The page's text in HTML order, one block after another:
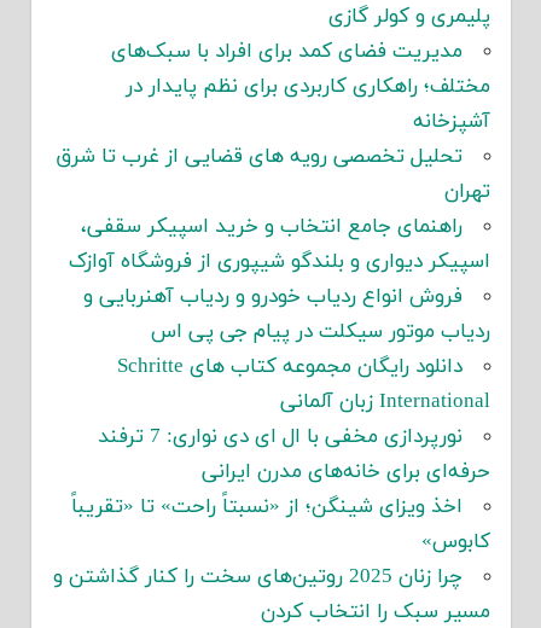
پلیمری و کولر گازی
مدیریت فضای کمد برای افراد با سبک‌های
مختلف؛ راهکاری کاربردی برای نظم پایدار در
آشپزخانه
تحلیل تخصصی رویه های قضایی از غرب تا شرق
تهران
راهنمای جامع انتخاب و خرید اسپیکر سقفی،
اسپیکر دیواری و بلندگو شیپوری از فروشگاه آوازک
فروش انواع ردیاب خودرو و ردیاب آهنربایی و
ردیاب موتور سیکلت در پیام جی پی اس
دانلود رایگان مجموعه کتاب های Schritte
International زبان آلمانی
نورپردازی مخفی با ال ای دی نواری: 7 ترفند
حرفه‌ای برای خانه‌های مدرن ایرانی
اخذ ویزای شینگن؛ از «نسبتاً راحت» تا «تقریباً
کابوس»
چرا زنان 2025 روتین‌های سخت را کنار گذاشتن و
مسیر سبک را انتخاب کردن